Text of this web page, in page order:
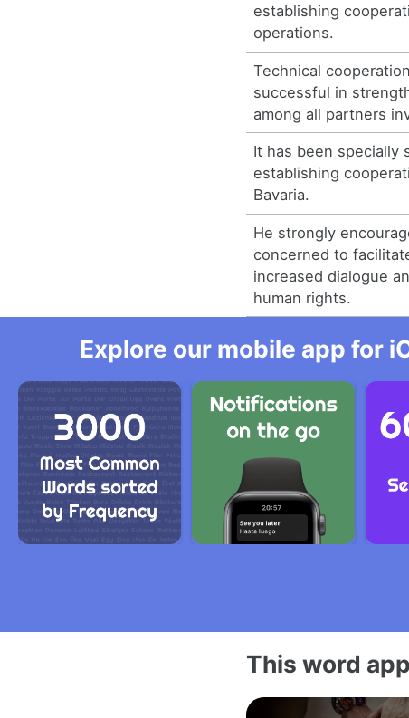
establishing
operations.
Technical
successful in
among all partners
It has been specially
establishing
Bavaria.
He strongly
concerned to
increased dialogue
human rights.
Explore our mobile app for
This word